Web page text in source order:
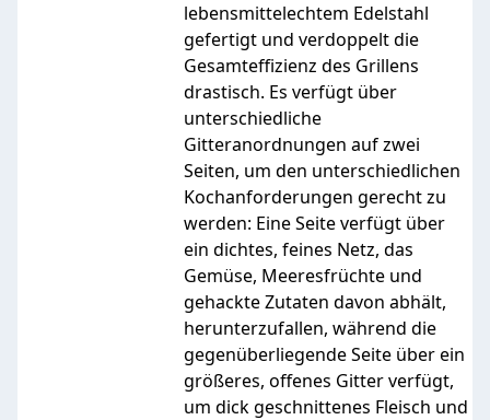
lebensmittelechtem Edelstahl
gefertigt und verdoppelt die
Gesamteffizienz des Grillens
drastisch. Es verfügt über
unterschiedliche
Gitteranordnungen auf zwei
Seiten, um den unterschiedlichen
Kochanforderungen gerecht zu
werden: Eine Seite verfügt über
ein dichtes, feines Netz, das
Gemüse, Meeresfrüchte und
gehackte Zutaten davon abhält,
herunterzufallen, während die
gegenüberliegende Seite über ein
größeres, offenes Gitter verfügt,
um dick geschnittenes Fleisch und